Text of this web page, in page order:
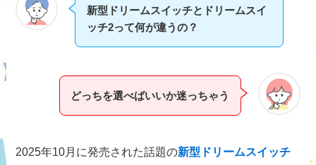
新型ドリームスイッチとドリームスイ
ッチ2って何が違うの？
どっちを選べばいいか迷っちゃう
2025年10月に発売された話題の新型ドリームスイッチ